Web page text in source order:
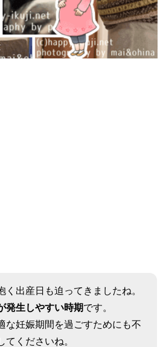
出産日も迫ってきましたね。
発生しやすい時期です。
な妊娠期間を過ごすためにも不
くださいね。